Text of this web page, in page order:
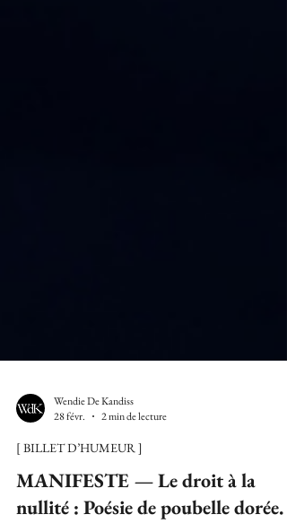
Wendie De Kandiss
28 févr.
2 min de lecture
[ BILLET D’HUMEUR ]
MANIFESTE — Le droit à la